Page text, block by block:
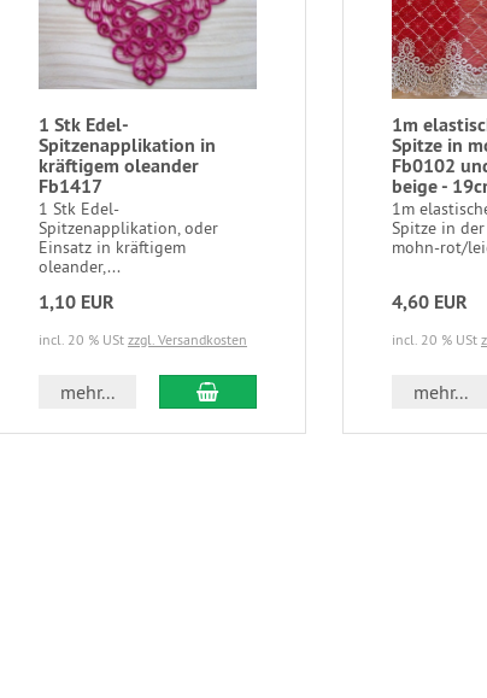
1 Stk Edel-
Spitzenapplikation in
kräftigem oleander
Fb1417
1 Stk Edel-
Spitzenapplikation, oder
Einsatz in kräftigem
oleander,...
1,10 EUR
incl. 20 % USt zzgl. Versandkosten
mehr... In den Warenkorb
1m
Spitze in
Fb0102
beige -
1m
Spitze in
mohn-rot/
4,60 EUR
incl. 20 % USt
mehr...